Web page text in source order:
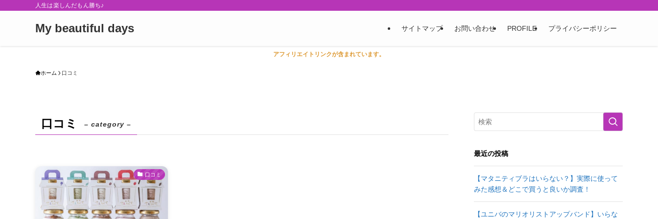
人生は楽しんだもん勝ち♪
My beautiful days サイトマップ お問い合わせ PROFILE プライバシーポリシー
アフィリエイトリンクが含まれています。
ホーム 口コミ
口コミ – category –
口コミ
最近の投稿
【マタニティブラはいらない？】実際に使って
みた感想＆どこで買うと良いか調査！
【ユニバのマリオリストアップバンド】いらな